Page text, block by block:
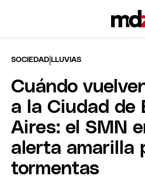
SOCIEDAD |LLUVIAS
Cuándo
a la Ciudad de
Aires: el SMN
alerta amarilla
tormentas